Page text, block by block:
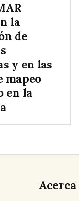
la
de
y en las
mapeo
en la